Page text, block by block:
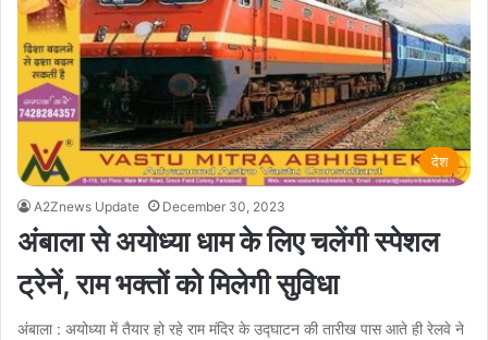
देश
A2Znews Update December 30, 2023
अंबाला से अयोध्या धाम के लिए चलेंगी स्पेशल
ट्रेनें, राम भक्तों को मिलेगी सुविधा
अंबाला : अयोध्या में तैयार हो रहे राम मंदिर के उद्घाटन की तारीख पास आते ही रेलवे ने